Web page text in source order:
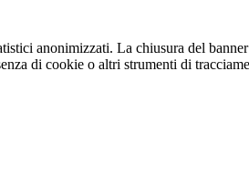
anonimizzati. La chiusura del
di cookie o altri strumenti di